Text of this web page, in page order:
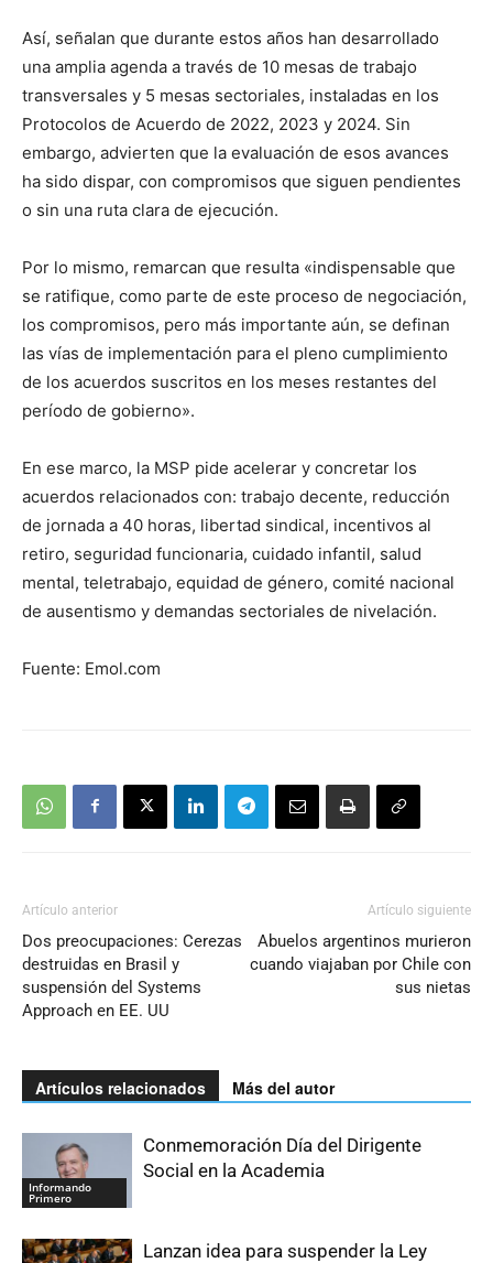
Así, señalan que durante estos años han desarrollado
una amplia agenda a través de 10 mesas de trabajo
transversales y 5 mesas sectoriales, instaladas en los
Protocolos de Acuerdo de 2022, 2023 y 2024. Sin
embargo, advierten que la evaluación de esos avances
ha sido dispar, con compromisos que siguen pendientes
o sin una ruta clara de ejecución.
Por lo mismo, remarcan que resulta «indispensable que
se ratifique, como parte de este proceso de negociación,
los compromisos, pero más importante aún, se definan
las vías de implementación para el pleno cumplimiento
de los acuerdos suscritos en los meses restantes del
período de gobierno».
En ese marco, la MSP pide acelerar y concretar los
acuerdos relacionados con: trabajo decente, reducción
de jornada a 40 horas, libertad sindical, incentivos al
retiro, seguridad funcionaria, cuidado infantil, salud
mental, teletrabajo, equidad de género, comité nacional
de ausentismo y demandas sectoriales de nivelación.
Fuente: Emol.com
Artículo anterior
Dos preocupaciones: Cerezas
destruidas en Brasil y
suspensión del Systems
Approach en EE. UU
Artículo siguiente
Abuelos argentinos murieron
cuando viajaban por Chile con
sus nietas
Artículos relacionados Más del autor
Informando
Primero
Conmemoración Día del Dirigente
Social en la Academia
Lanzan idea para suspender la Ley